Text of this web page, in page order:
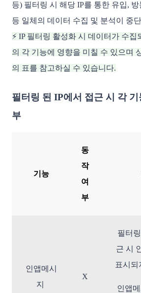
등) 필터링 시 해당 IP를 통한 유입, 방
등 일체의 데이터 수집 및 분석이 중
⚡️ IP 필터링 활성화 시 데이터가 수
의 각 기능에 영향을 미칠 수 있으며
의 표를 참고하실 수 있습니다.
필터링 된 IP에서 접근 시 각 기
부
기능
동
작
여
부
인앱메시
지​
X
필터
근 시
표시되
인앱